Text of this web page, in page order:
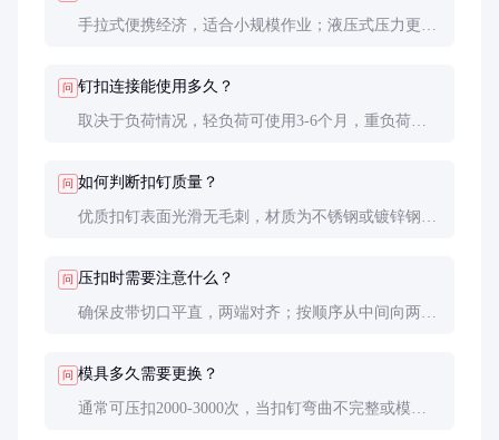
手拉式便携经济，适合小规模作业；液压式压力更
问 钉扣连接能使用多久？
取决于负荷情况，轻负荷可使用3-6个月，重负荷建
问 如何判断扣钉质量？
优质扣钉表面光滑无毛刺，材质为不锈钢或镀锌钢，
问 压扣时需要注意什么？
确保皮带切口平直，两端对齐；按顺序从中间向两侧
问 模具多久需要更换？
通常可压扣2000-3000次，当扣钉弯曲不完整或模具